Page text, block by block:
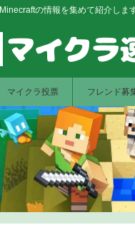
Minecraftの情報を集めて紹介します
マイクラ投票 フレンド募